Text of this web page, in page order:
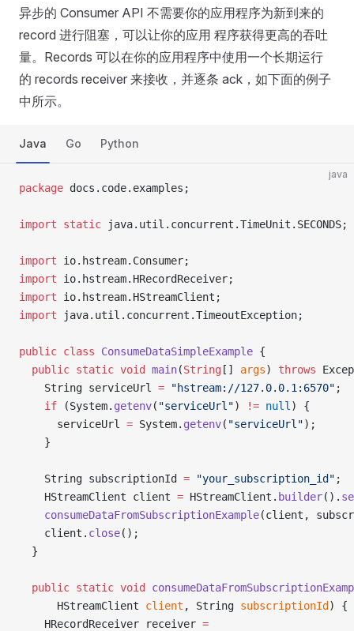
异步的 Consumer API 不需要你的应用程序为新到来的
record 进行阻塞，可以让你的应用 程序获得更高的吞吐
量。Records 可以在你的应用程序中使用一个长期运行
的 records receiver 来接收，并逐条 ack，如下面的例子
中所示。
Java Go Python
java
package docs.code.examples;
import static java.util.concurrent.TimeUnit.SECONDS;
import io.hstream.Consumer;
import io.hstream.HRecordReceiver;
import io.hstream.HStreamClient;
import java.util.concurrent.TimeoutException;
public class ConsumeDataSimpleExample {
  public
static void main(String [] args) throws
    String serviceUrl
= "hstream://127.0.0.1:6570" ;
    if
(System. getenv( "serviceUrl") != null ) {
      serviceUrl
= System. getenv( "serviceUrl");
    }
    String subscriptionId
= "your_subscription_id" ;
    HStreamClient client
= HStreamClient. builder().
    consumeDataFromSubscriptionExample
(client,
    client.
close();
  }
  public
static void
      HStreamClient
client , String subscriptionId ) {
    HRecordReceiver receiver
=